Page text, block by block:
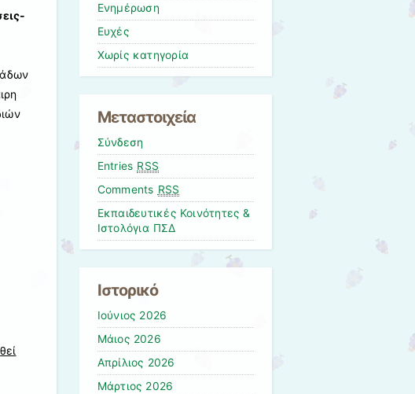
Ενημέρωση
Ευχές
Χωρίς κατηγορία
Μεταστοιχεία
Σύνδεση
Entries RSS
Comments RSS
Εκπαιδευτικές Κοινότητες &
Ιστολόγια ΠΣΔ
Ιστορικό
Ιούνιος 2026
Μάιος 2026
Απρίλιος 2026
Μάρτιος 2026